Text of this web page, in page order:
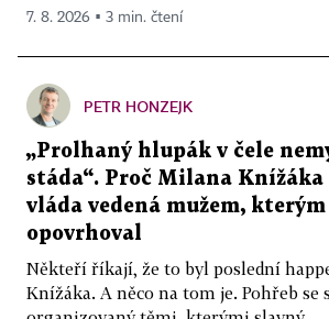
7. 8. 2026 ▪ 3 min. čtení
PETR HONZEJK
„Prolhaný hlupák v čele
stáda“. Proč Milana Knížáka
vláda vedená mužem,
opovrhoval
Někteří říkají, že to byl poslední
Knížáka. A něco na tom je. Pohřeb